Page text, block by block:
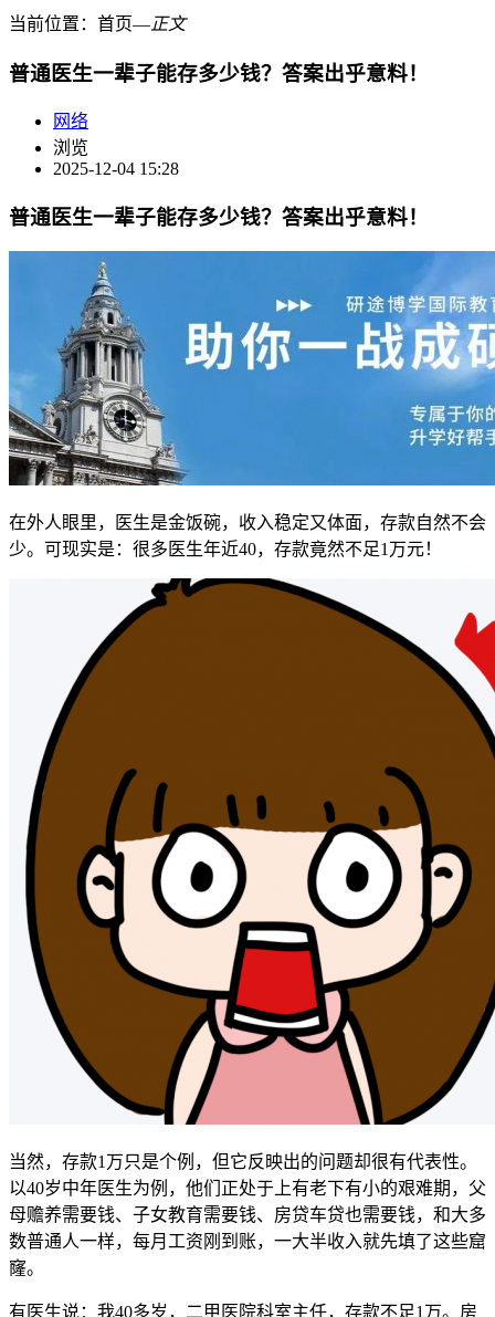
当前位置： 首页―正文
普通医生一辈子能存多少钱？答案出乎意料！
网络
浏览
2025-12-04 15:28
普通医生一辈子能存多少钱？答案出乎意料！
在外人眼里，医生是金饭碗，收入稳定又体面，存款自然不会
少。可现实是：很多医生年近40，存款竟然不足1万元！
当然，存款1万只是个例，但它反映出的问题却很有代表性。
以40岁中年医生为例，他们正处于上有老下有小的艰难期，父
母赡养需要钱、子女教育需要钱、房贷车贷也需要钱，和大多
数普通人一样，每月工资刚到账，一大半收入就先填了这些窟
窿。
有医生说：我40多岁，二甲医院科室主任，存款不足1万。房